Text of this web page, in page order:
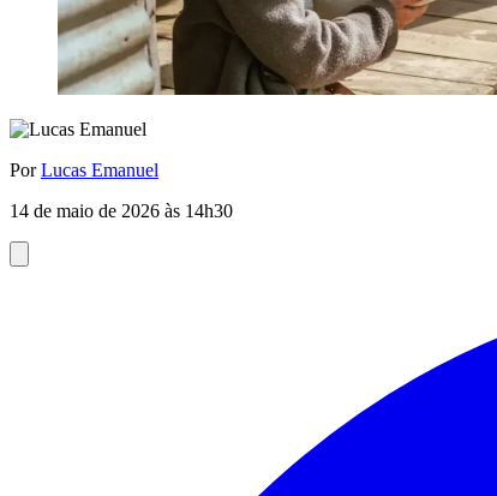
PorLucas Emanuel
14 de maio de 2026 às 14h30